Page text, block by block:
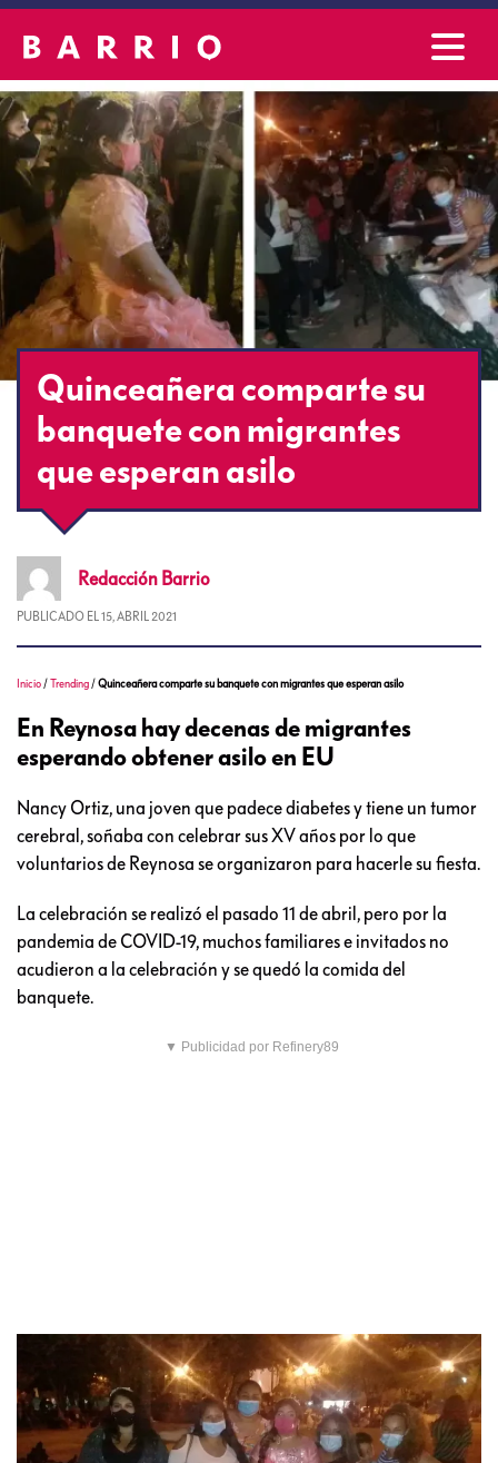
Quinceañera comparte su
banquete con migrantes
que esperan asilo
Redacción Barrio
PUBLICADO EL 15, ABRIL 2021
Inicio /Trending /Quinceañera comparte su banquete con migrantes que esperan asilo
En Reynosa hay decenas de migrantes
esperando obtener asilo en EU
Nancy Ortiz, una joven que padece diabetes y tiene un tumor
cerebral, soñaba con celebrar sus XV años por lo que
voluntarios de Reynosa se organizaron para hacerle su fiesta.
La celebración se realizó el pasado 11 de abril, pero por la
pandemia de COVID-19, muchos familiares e invitados no
acudieron a la celebración y se quedó la comida del
banquete.
▼ Publicidad por Refinery89